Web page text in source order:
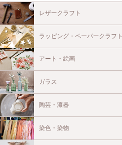
レザークラフト
ラッピング・ペーパークラフト
アート・絵画
ガラス
陶芸・漆器
染色・染物